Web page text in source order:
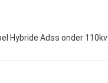
Hybride Adss onder 110kv